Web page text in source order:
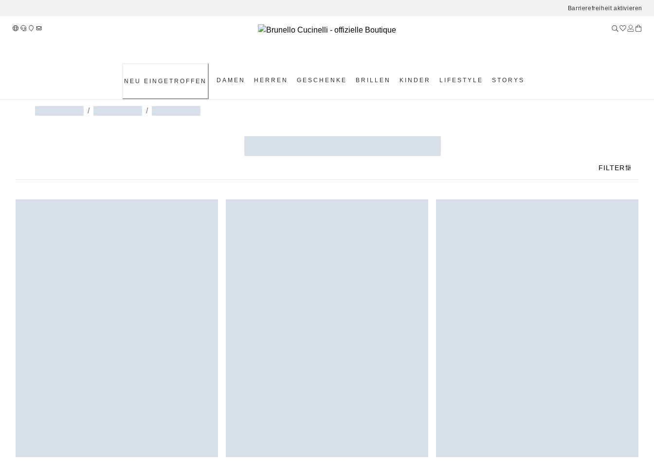
Barrierefreiheit aktivieren
NEU EINGETROFFEN DAMEN HERREN GESCHENKE BRILLEN KINDER LIFESTYLE STORYS
/ /
FILTER